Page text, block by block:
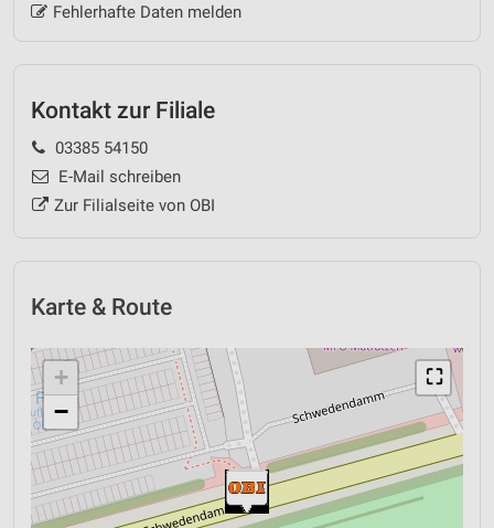
Fehlerhafte Daten melden
Kontakt zur Filiale
03385 54150
E-Mail schreiben
Zur Filialseite von OBI
Karte & Route
⛶
+
−